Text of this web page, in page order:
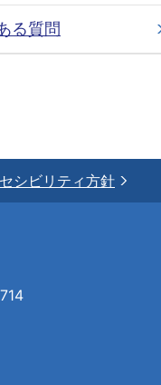
る質問
シビリティ方針